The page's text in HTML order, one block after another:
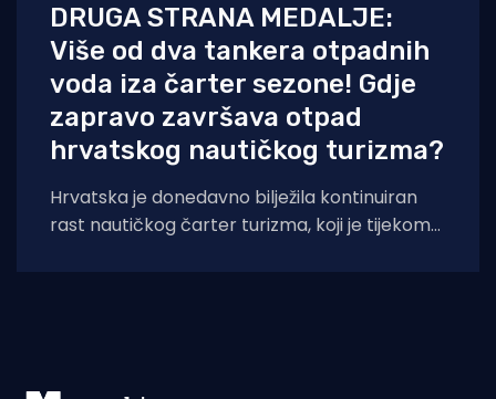
DRUGA STRANA MEDALJE:
Više od dva tankera otpadnih
voda iza čarter sezone! Gdje
zapravo završava otpad
hrvatskog nautičkog turizma?
Hrvatska je donedavno bilježila kontinuiran
rast nautičkog čarter turizma, koji je tijekom